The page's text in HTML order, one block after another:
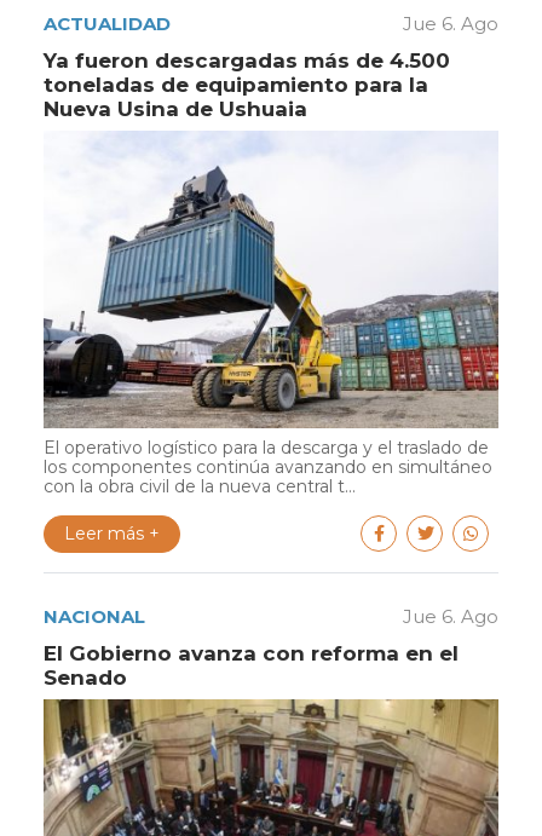
ACTUALIDAD Jue 6. Ago
Ya fueron descargadas más de 4.500
toneladas de equipamiento para la
Nueva Usina de Ushuaia
El operativo logístico para la descarga y el traslado de
los componentes continúa avanzando en simultáneo
con la obra civil de la nueva central t...
Leer más +
NACIONAL Jue 6. Ago
El Gobierno avanza con reforma en el
Senado